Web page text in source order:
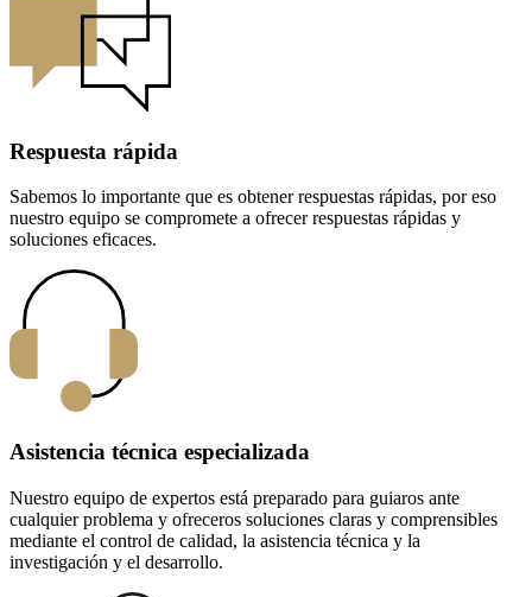
Respuesta rápida
Sabemos lo importante que es obtener respuestas rápidas, por eso
nuestro equipo se compromete a ofrecer respuestas rápidas y
soluciones eficaces.
Asistencia técnica especializada
Nuestro equipo de expertos está preparado para guiaros ante
cualquier problema y ofreceros soluciones claras y comprensibles
mediante el control de calidad, la asistencia técnica y la
investigación y el desarrollo.